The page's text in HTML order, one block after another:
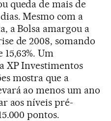
queda de mais de
Mesmo com a
a Bolsa amargou a
de 2008, somando
Um
XP Investimentos
mostra que a
ao menos um ano
aos níveis pré-
pontos.